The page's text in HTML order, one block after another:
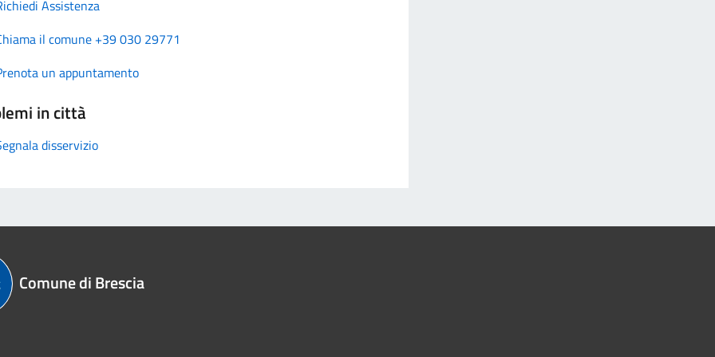
Assistenza
il comune +39 030 29771
un appuntamento
in città
disservizio
Comune di Brescia